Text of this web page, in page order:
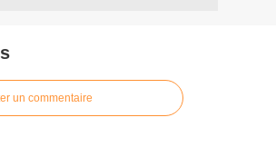
un commentaire